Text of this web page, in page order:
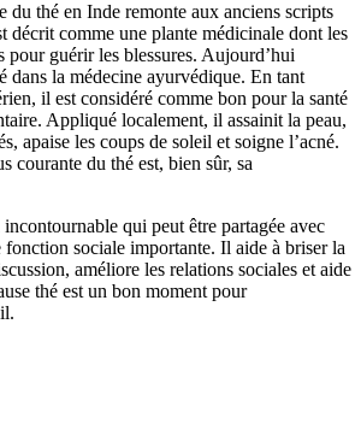
du thé en Inde remonte aux anciens scripts
décrit comme une plante médicinale dont les
pour guérir les blessures. Aujourd’hui
dans la médecine ayurvédique. En tant
il est considéré comme bon pour la santé
Appliqué localement, il assainit la peau,
apaise les coups de soleil et soigne l’acné.
courante du thé est, bien sûr, sa
qui peut être partagée avec
sociale importante. Il aide à briser la
améliore les relations sociales et aide
thé est un bon moment pour